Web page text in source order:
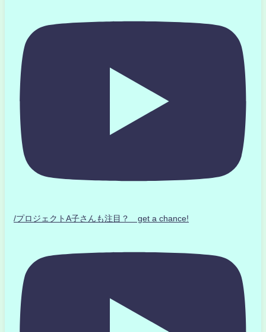
/プロジェクトA子さんも注目？ get a chance!